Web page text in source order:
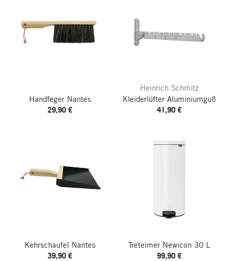
Handfeger Nantes
29,90 €
Heinrich Schmitz
Kleiderlüfter Aluminiumguß
41,90 €
Kehrschaufel Nantes
39,90 €
Treteimer Newicon 30 L
99,90 €